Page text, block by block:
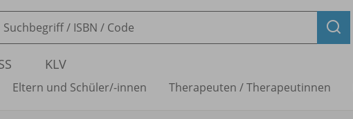
KLV
Eltern und Schüler/-innen Therapeuten /Therapeutinnen